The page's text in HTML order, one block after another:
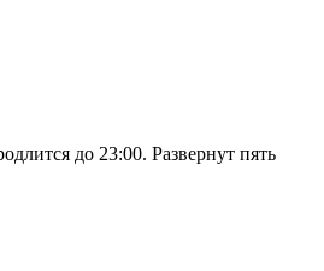
до 23:00. Развернут пять